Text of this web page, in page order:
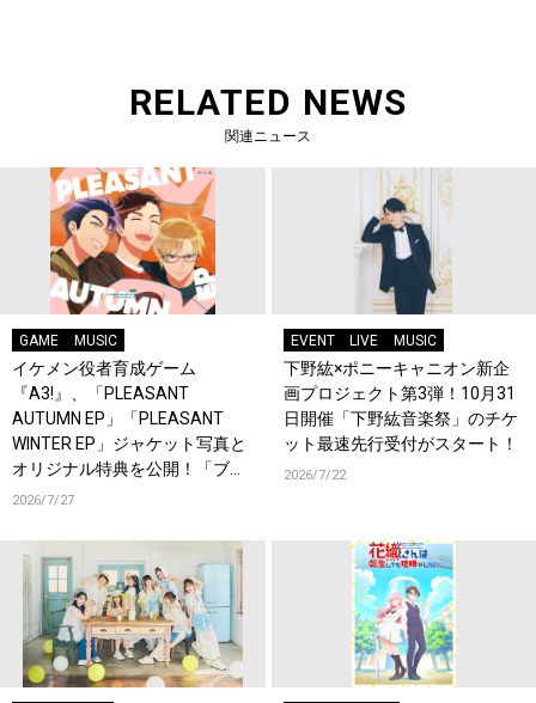
RELATED NEWS
関連ニュース
GAME MUSIC
イケメン役者育成ゲーム
『A3!』、「PLEASANT
AUTUMN EP」「PLEASANT
WINTER EP」ジャケット写真と
オリジナル特典を公開！「ブル
ライ」DAY2チケット優先販売
2026/7/27
EVENT LIVE MUSIC
下野紘×ポニーキャニオン新企
画プロジェクト第3弾！10月31
日開催「下野紘音楽祭」のチケ
ット最速先行受付がスタート！
2026/7/22